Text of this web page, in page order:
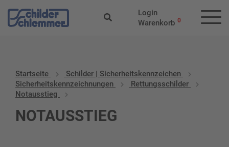
Login
Warenkorb 0
Startseite
Schilder | Sicherheitskennzeichen
Sicherheitskennzeichnungen
Rettungsschilder
Notausstieg
NOTAUSSTIEG